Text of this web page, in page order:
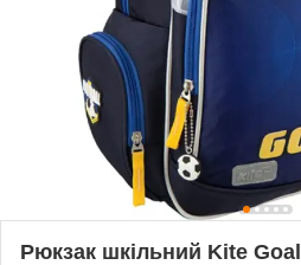
Рюкзак шкільний Kite Goal